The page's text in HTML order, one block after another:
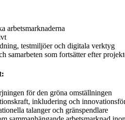
arbetsmarknaderna
testmiljöer och digitala verktyg
samarbeten som fortsätter efter
för den gröna omställningen
inkludering och
talanger och gränspendlare